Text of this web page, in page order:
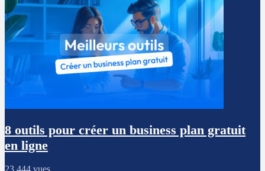
8 outils pour créer un business plan gratuit
en ligne
23 444 vues